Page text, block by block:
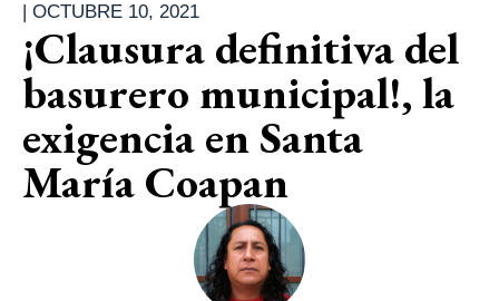
OCTUBRE 10, 2021
¡Clausura definitiva del
basurero municipal!, la
exigencia en Santa
María Coapan